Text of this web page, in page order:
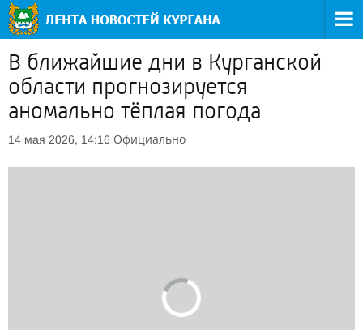
В ближайшие дни в Курганской
области прогнозируется
аномально тёплая погода
14 мая 2026, 14:16 Официально